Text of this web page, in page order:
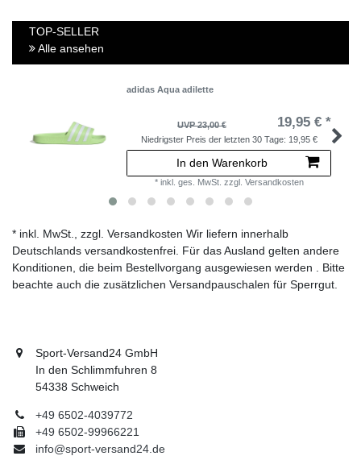
TOP-SELLER
Alle ansehen
adidas Aqua adilette
UVP 23,00 € 19,95 € *
Niedrigster Preis der letzten 30 Tage: 19,95 €
In den Warenkorb
* inkl. ges. MwSt. zzgl. Versandkosten
* inkl. MwSt., zzgl. Versandkosten Wir liefern innerhalb
Deutschlands versandkostenfrei. Für das Ausland gelten andere
Konditionen, die beim Bestellvorgang ausgewiesen werden . Bitte
beachte auch die zusätzlichen Versandpauschalen für Sperrgut.
Sport-Versand24 GmbH
In den Schlimmfuhren 8
54338 Schweich
+49 6502-4039772
+49 6502-99966221
info@sport-versand24.de